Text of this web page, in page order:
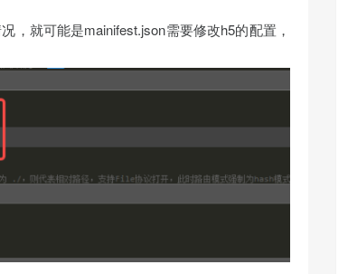
，就可能是mainifest.json需要修改h5的配置，